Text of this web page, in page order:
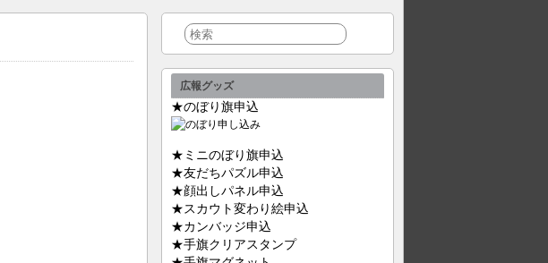
広報グッズ
★のぼり旗申込
★ミニのぼり旗申込
★友だちパズル申込
★顔出しパネル申込
★スカウト変わり絵申込
★カンバッジ申込
★手旗クリアスタンプ